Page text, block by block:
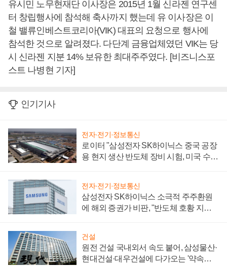
유시민 노무현재단 이사장은 2015년 1월 신라젠 연구센
터 창립행사에 참석해 축사까지 했는데 유 이사장은 이
철 밸류인베스트코리아(VIK) 대표의 요청으로 행사에
참석한 것으로 알려졌다. 다단계 금융업체였던 VIK는 당
시 신라젠 지분 14% 보유한 최대주주였다. [비즈니스포
스트 나병현 기자]
인기기사
전자·전기·정보통신
로이터 "삼성전자 SK하이닉스 중국 공장
용 현지 생산 반도체 장비 시험, 미국 수출
전자·전기·정보통신
삼성전자 SK하이닉스 소극적 주주환원
에 해외 증권가 비판, "반도체 호황 지속
건설
원전 건설 국내외서 속도 붙어, 삼성물산·
현대건설·대우건설에 다가오는 '약속의